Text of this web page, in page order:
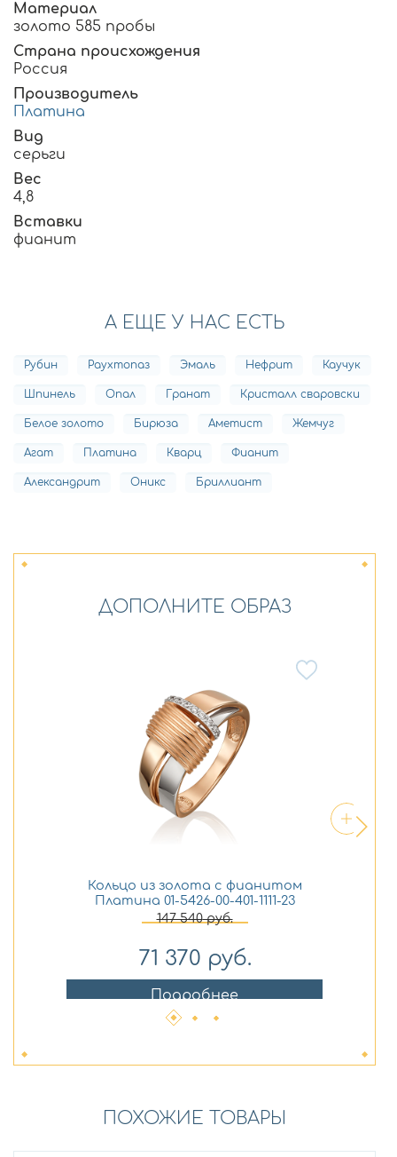
Материал
золото 585 пробы
Страна происхождения
Россия
Производитель
Платина
Вид
серьги
Вес
4,8
Вставки
фианит
А ЕЩЕ У НАС ЕСТЬ
Рубин Раухтопаз Эмаль Нефрит Каучук
Шпинель Опал Гранат Кристалл сваровски
Белое золото Бирюза Аметист Жемчуг
Агат Платина Кварц Фианит
Александрит Оникс Бриллиант
ДОПОЛНИТЕ ОБРАЗ
Кольцо из золота с фианитом
Платина 01-5426-00-401-1111-23
147 540руб.
71 370 руб.
Подробнее
ПОХОЖИЕ ТОВАРЫ